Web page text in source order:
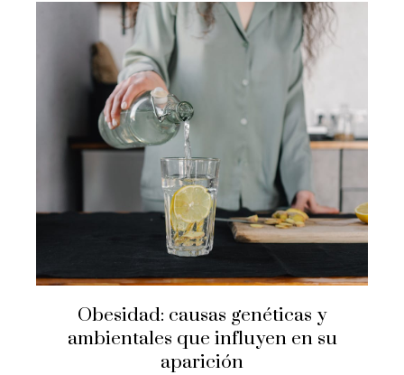
Obesidad: causas genéticas y
ambientales que influyen en su
aparición